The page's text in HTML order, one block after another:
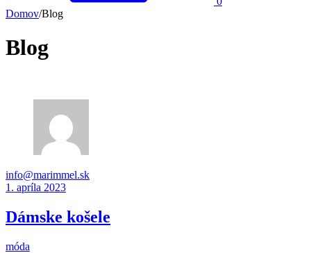
Domov/Blog
Blog
info@marimmel.sk
1. apríla 2023
Dámske košele
móda